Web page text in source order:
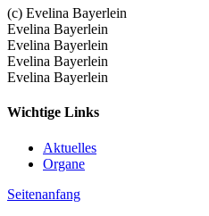
(c) Evelina Bayerlein
Evelina Bayerlein
Evelina Bayerlein
Evelina Bayerlein
Evelina Bayerlein
Wichtige Links
Aktuelles
Organe
Seitenanfang